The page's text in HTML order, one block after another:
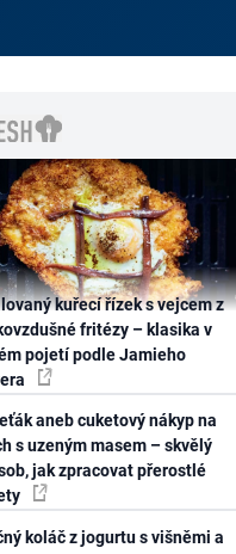
kuřecí řízek s vejcem z
fritézy – klasika v
pojetí podle Jamieho
aneb cuketový nákyp na
s uzeným masem – skvělý
jak zpracovat přerostlé
koláč z jogurtu s višněmi a